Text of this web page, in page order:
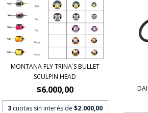
MONTANA FLY TRINA´S BULLET
SCULPIN HEAD
$6.000,00
3 cuotas sin interés de $2.000,00